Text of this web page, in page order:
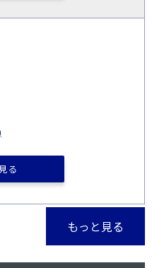
る
もっと見る